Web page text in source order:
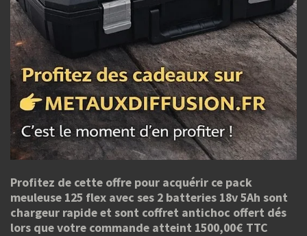
Profitez de cette offre pour acquérir ce pack
meuleuse 125 flex avec ses 2 batteries 18v 5Ah sont
chargeur rapide et sont coffret antichoc offert dés
lors que votre commande atteint 1500,00€ TTC